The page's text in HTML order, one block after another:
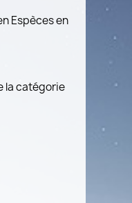
Espèces en
la catégorie